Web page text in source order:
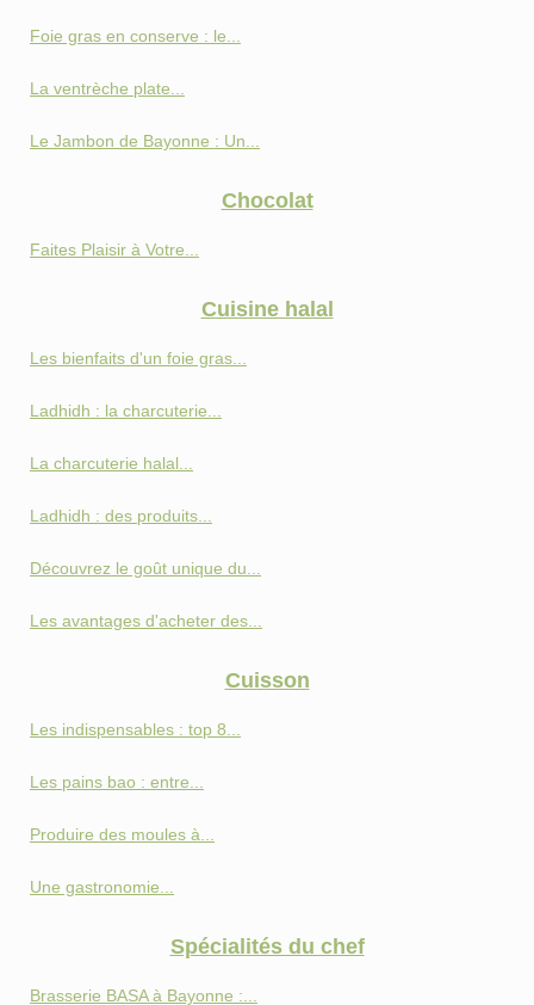
Foie gras en conserve : le...
La ventrèche plate...
Le Jambon de Bayonne : Un...
Chocolat
Faites Plaisir à Votre...
Cuisine halal
Les bienfaits d'un foie gras...
Ladhidh : la charcuterie...
La charcuterie halal...
Ladhidh : des produits...
Découvrez le goût unique du...
Les avantages d'acheter des...
Cuisson
Les indispensables : top 8...
Les pains bao : entre...
Produire des moules à...
Une gastronomie...
Spécialités du chef
Brasserie BASA à Bayonne :...